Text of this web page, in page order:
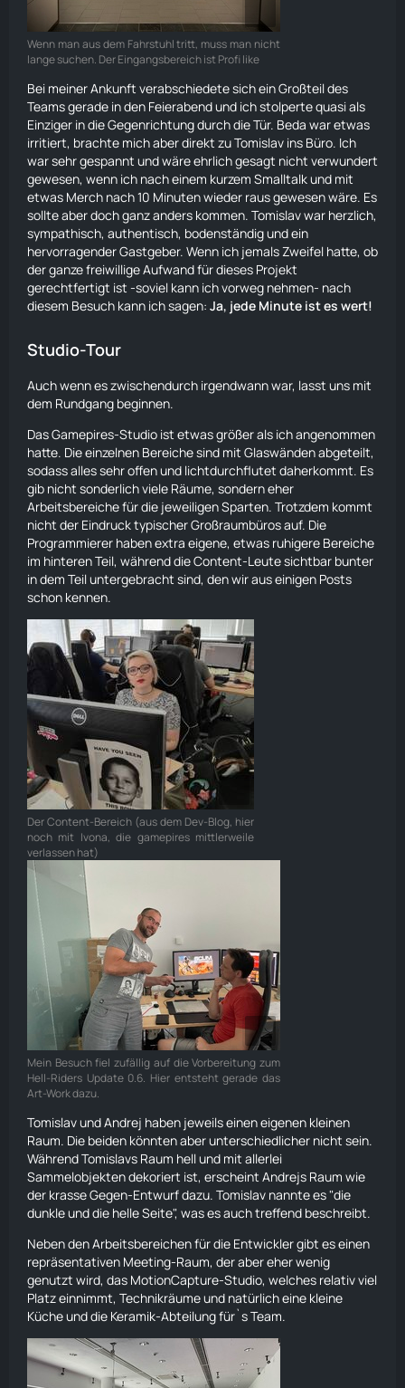
Wenn man aus dem Fahrstuhl tritt, muss man nicht
lange suchen. Der Eingangsbereich ist Profi like
Bei meiner Ankunft verabschiedete sich ein Großteil des
Teams gerade in den Feierabend und ich stolperte quasi als
Einziger in die Gegenrichtung durch die Tür. Beda war etwas
irritiert, brachte mich aber direkt zu Tomislav ins Büro. Ich
war sehr gespannt und wäre ehrlich gesagt nicht verwundert
gewesen, wenn ich nach einem kurzem Smalltalk und mit
etwas Merch nach 10 Minuten wieder raus gewesen wäre. Es
sollte aber doch ganz anders kommen. Tomislav war herzlich,
sympathisch, authentisch, bodenständig und ein
hervorragender Gastgeber. Wenn ich jemals Zweifel hatte, ob
der ganze freiwillige Aufwand für dieses Projekt
gerechtfertigt ist -soviel kann ich vorweg nehmen- nach
diesem Besuch kann ich sagen: Ja, jede Minute ist es wert!
Studio-Tour
Auch wenn es zwischendurch irgendwann war, lasst uns mit
dem Rundgang beginnen.
Das Gamepires-Studio ist etwas größer als ich angenommen
hatte. Die einzelnen Bereiche sind mit Glaswänden abgeteilt,
sodass alles sehr offen und lichtdurchflutet daherkommt. Es
gib nicht sonderlich viele Räume, sondern eher
Arbeitsbereiche für die jeweiligen Sparten. Trotzdem kommt
nicht der Eindruck typischer Großraumbüros auf. Die
Programmierer haben extra eigene, etwas ruhigere Bereiche
im hinteren Teil, während die Content-Leute sichtbar bunter
in dem Teil untergebracht sind, den wir aus einigen Posts
schon kennen.
Der Content-Bereich (aus dem Dev-Blog, hier
noch mit Ivona, die gamepires mittlerweile
verlassen hat)
Mein Besuch fiel zufällig auf die Vorbereitung zum
Hell-Riders Update 0.6. Hier entsteht gerade das
Art-Work dazu.
Tomislav und Andrej haben jeweils einen eigenen kleinen
Raum. Die beiden könnten aber unterschiedlicher nicht sein.
Während Tomislavs Raum hell und mit allerlei
Sammelobjekten dekoriert ist, erscheint Andrejs Raum wie
der krasse Gegen-Entwurf dazu. Tomislav nannte es "die
dunkle und die helle Seite", was es auch treffend beschreibt.
Neben den Arbeitsbereichen für die Entwickler gibt es einen
repräsentativen Meeting-Raum, der aber eher wenig
genutzt wird, das MotionCapture-Studio, welches relativ viel
Platz einnimmt, Technikräume und natürlich eine kleine
Küche und die Keramik-Abteilung für`s Team.